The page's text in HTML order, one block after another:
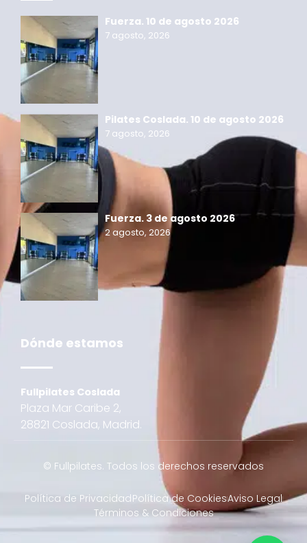
Fuerza. 10 de agosto 2026
7 agosto, 2026
Pilates Coslada. 10 de agosto 2026
7 agosto, 2026
Fuerza. 3 de agosto 2026
2 agosto, 2026
Dónde estamos
Fullpilates Coslada
Plaza Mar Caribe 2,
28821 Coslada, Madrid.
© Fullpilates. Todos los derechos reservados
Política de PrivacidadPolítica de CookiesAviso Legal
Términos & Condiciones